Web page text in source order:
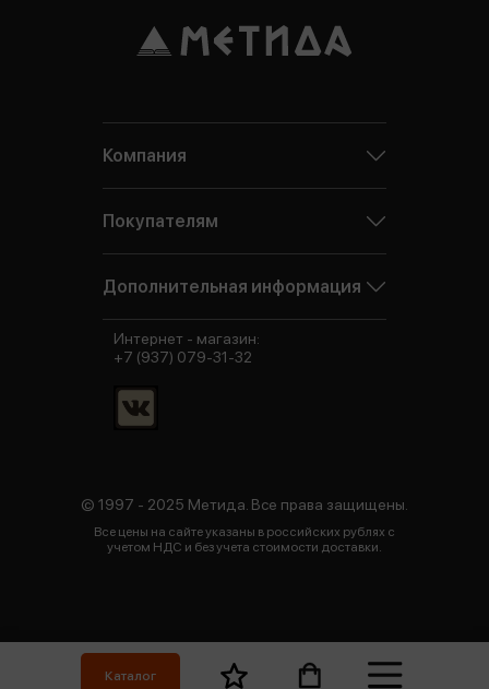
Каталог
Компания
Покупателям
Дополнительная информация
© 1997 - 2025 Метида. Все права защищены.
Все цены на сайте указаны в российских рублях с
учетом НДС и без учета стоимости доставки.
Интернет - магазин:
+7 (937) 079-31-32